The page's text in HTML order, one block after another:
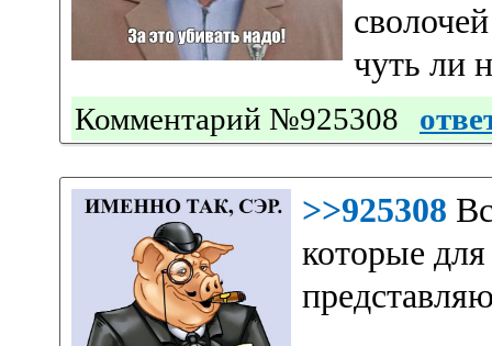
чуть ли
Комментарий №925308
>>925308
которые